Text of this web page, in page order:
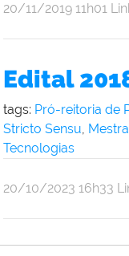
por
publicado
20/11/2019 11h01
Edital
tags: Pró-reitoria de
Stricto Sensu,
Tecnologias
por
publicado
20/10/2023 16h33